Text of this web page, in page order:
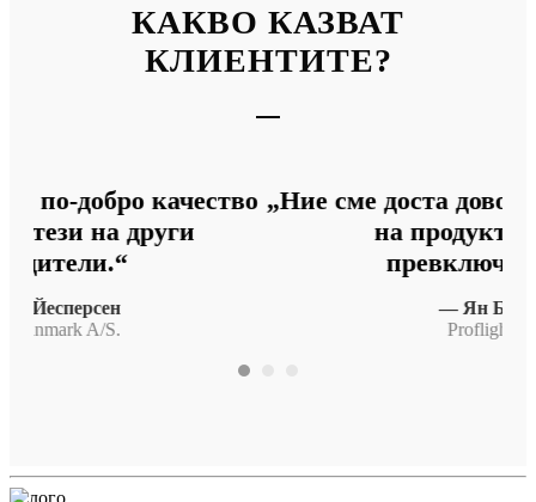
КАКВО КАЗВАТ
КЛИЕНТИТЕ?
„Ние сме доста доволни от качеството
на продукта и от dip